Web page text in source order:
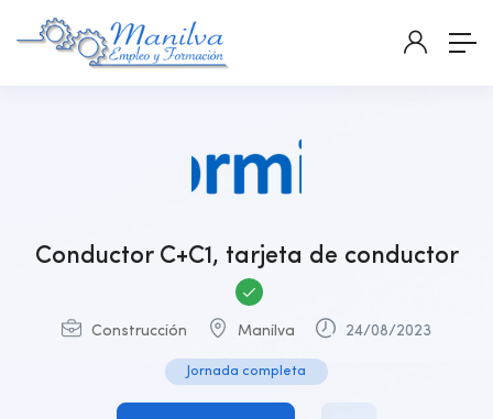
Conductor C+C1, tarjeta de conductor
Construcción Manilva 24/08/2023
Jornada completa